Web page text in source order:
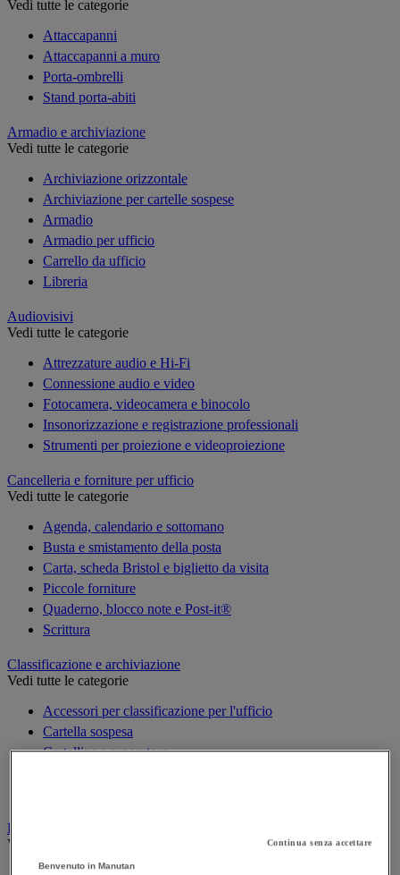
Vedi tutte le categorie
Attaccapanni
Attaccapanni a muro
Porta-ombrelli
Stand porta-abiti
Armadio e archiviazione
Vedi tutte le categorie
Archiviazione orizzontale
Archiviazione per cartelle sospese
Armadio
Armadio per ufficio
Carrello da ufficio
Libreria
Audiovisivi
Vedi tutte le categorie
Attrezzature audio e Hi-Fi
Connessione audio e video
Fotocamera, videocamera e binocolo
Insonorizzazione e registrazione professionali
Strumenti per proiezione e videoproiezione
Cancelleria e forniture per ufficio
Vedi tutte le categorie
Agenda, calendario e sottomano
Busta e smistamento della posta
Carta, scheda Bristol e biglietto da visita
Piccole forniture
Quaderno, blocco note e Post-it®
Scrittura
Classificazione e archiviazione
Vedi tutte le categorie
Accessori per classificazione per l'ufficio
Cartella sospesa
Cartellina e separatore
Decorazione
Vedi tutte le categorie
Continua senza accettare
Benvenuto in Manutan